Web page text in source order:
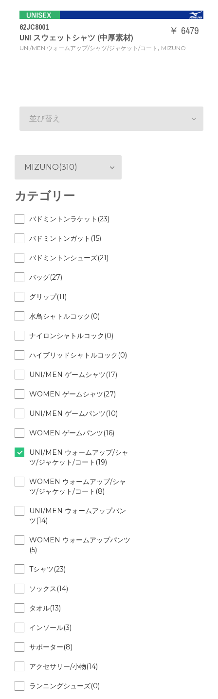
62JC8001
UNI スウェットシャツ (中厚素材)
UNI/MEN ウォームアップ/シャツ/ジャケット/コート , MIZUNO
￥ 6479
並び替え
MIZUNO(310)
カテゴリー
バドミントンラケット(23)
バドミントンガット(15)
バドミントンシューズ(21)
バッグ(27)
グリップ(11)
水鳥シャトルコック(0)
ナイロンシャトルコック(0)
ハイブリッドシャトルコック(0)
UNI/MEN ゲームシャツ(17)
WOMEN ゲームシャツ(27)
UNI/MEN ゲームパンツ(10)
WOMEN ゲームパンツ(16)
UNI/MEN ウォームアップ/シャ
ツ/ジャケット/コート(19)
WOMEN ウォームアップ/シャ
ツ/ジャケット/コート(8)
UNI/MEN ウォームアップパン
ツ(14)
WOMEN ウォームアップパンツ
(5)
Tシャツ(23)
ソックス(14)
タオル(13)
インソール(3)
サポーター(8)
アクセサリー/小物(14)
ランニングシューズ(0)